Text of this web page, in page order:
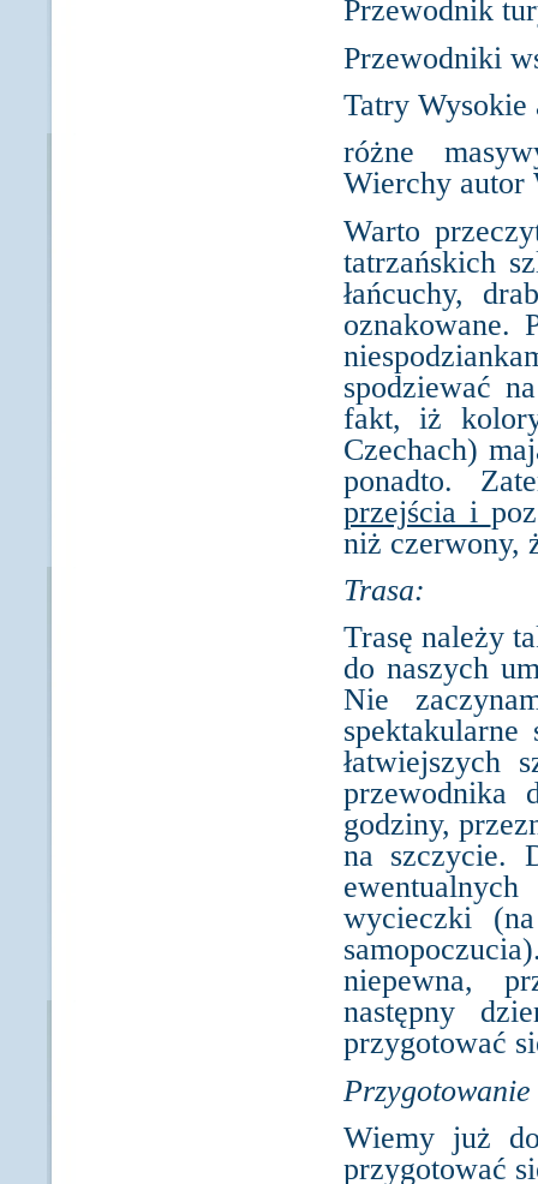
Przewodnik
Przewodniki
Tatry
różne
Wierchy autor
Warto
tatrzańskich
łańcuchy,
oznakowane.
spodziewać
fakt, iż
Czechach)
ponadto.
przejścia i
niż czerwony,
Trasa:
Trasę należy
do naszych
Nie
łatwiejszych
przewodnika
godziny,
na szczycie.
wycieczki
niepewna,
następny
przygotować
Wiemy już
przygotować